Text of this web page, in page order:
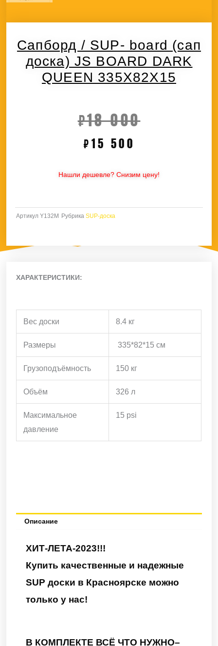
Сапборд / SUP- board (сап
доска) JS BOARD DARK
QUEEN 335X82X15
₽18 000
цена
составляла
₽15 500
Текущая
цена:
₽15
Нашли дешевле? Снизим цену!
АртикулY132M Рубрика SUP-доска
ХАРАКТЕРИСТИКИ:
Вес доски 8.4 кг
Размеры 335*82*15 см
Грузоподъёмность 150 кг
Объём 326 л
Максимальное
давление
15 psi
Описание
ХИТ-ЛЕТА-2023!!!
Купить качественные и надежные
SUP доски в Красноярске можно
только у нас!
В КОМПЛЕКТЕ ВСЁ ЧТО НУЖНО–